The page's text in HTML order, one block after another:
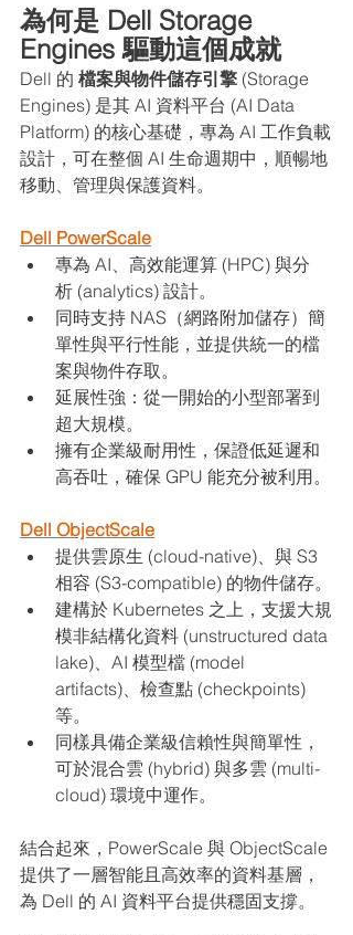
為何是 Dell Storage
Engines 驅動這個成就
Dell 的 檔案與物件儲存引擎 (Storage
Engines) 是其 AI 資料平台 (AI Data
Platform) 的核心基礎，專為 AI 工作負載
設計，可在整個 AI 生命週期中，順暢地
移動、管理與保護資料。
Dell PowerScale
專為 AI、高效能運算 (HPC) 與分
析 (analytics) 設計。
同時支持 NAS（網路附加儲存）簡
單性與平行性能，並提供統一的檔
案與物件存取。
延展性強：從一開始的小型部署到
超大規模。
擁有企業級耐用性，保證低延遲和
高吞吐，確保 GPU 能充分被利用。
Dell ObjectScale
提供雲原生 (cloud-native)、與 S3
相容 (S3-compatible) 的物件儲存。
建構於 Kubernetes 之上，支援大規
模非結構化資料 (unstructured data
lake)、AI 模型檔 (model
artifacts)、檢查點 (checkpoints)
等。
同樣具備企業級信賴性與簡單性，
可於混合雲 (hybrid) 與多雲 (multi-
cloud) 環境中運作。
結合起來，PowerScale 與 ObjectScale
提供了一層智能且高效率的資料基層，
為 Dell 的 AI 資料平台提供穩固支撐。